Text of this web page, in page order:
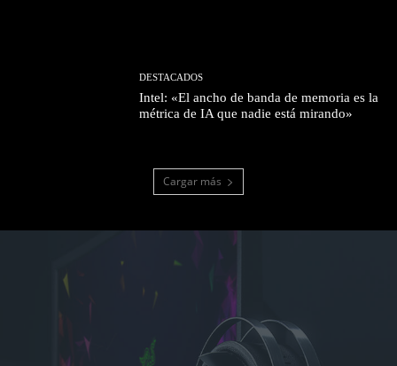
DESTACADOS
Intel: «El ancho de banda de memoria es la
métrica de IA que nadie está mirando»
Cargar más